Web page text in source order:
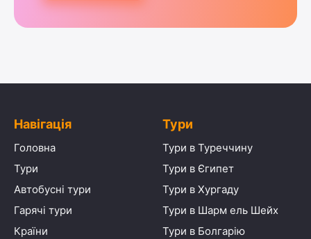
Навігація
Головна
Тури
Автобусні тури
Гарячі тури
Країни
Тури
Тури в Туреччину
Тури в Єгипет
Тури в Хургаду
Тури в Шарм ель Шейх
Тури в Болгарію